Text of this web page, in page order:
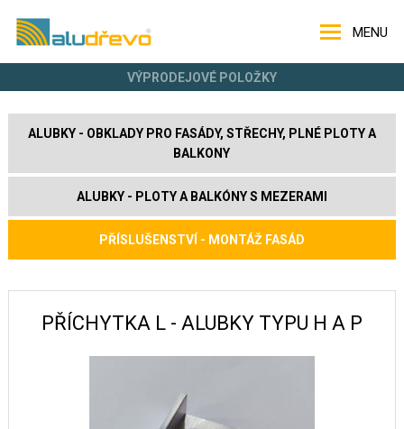
MENU
VÝPRODEJOVÉ POLOŽKY
ALUBKY - OBKLADY PRO FASÁDY, STŘECHY, PLNÉ PLOTY A
BALKONY
ALUBKY - PLOTY A BALKÓNY S MEZERAMI
PŘÍSLUŠENSTVÍ - MONTÁŽ FASÁD
PŘÍCHYTKA L - ALUBKY TYPU H A P